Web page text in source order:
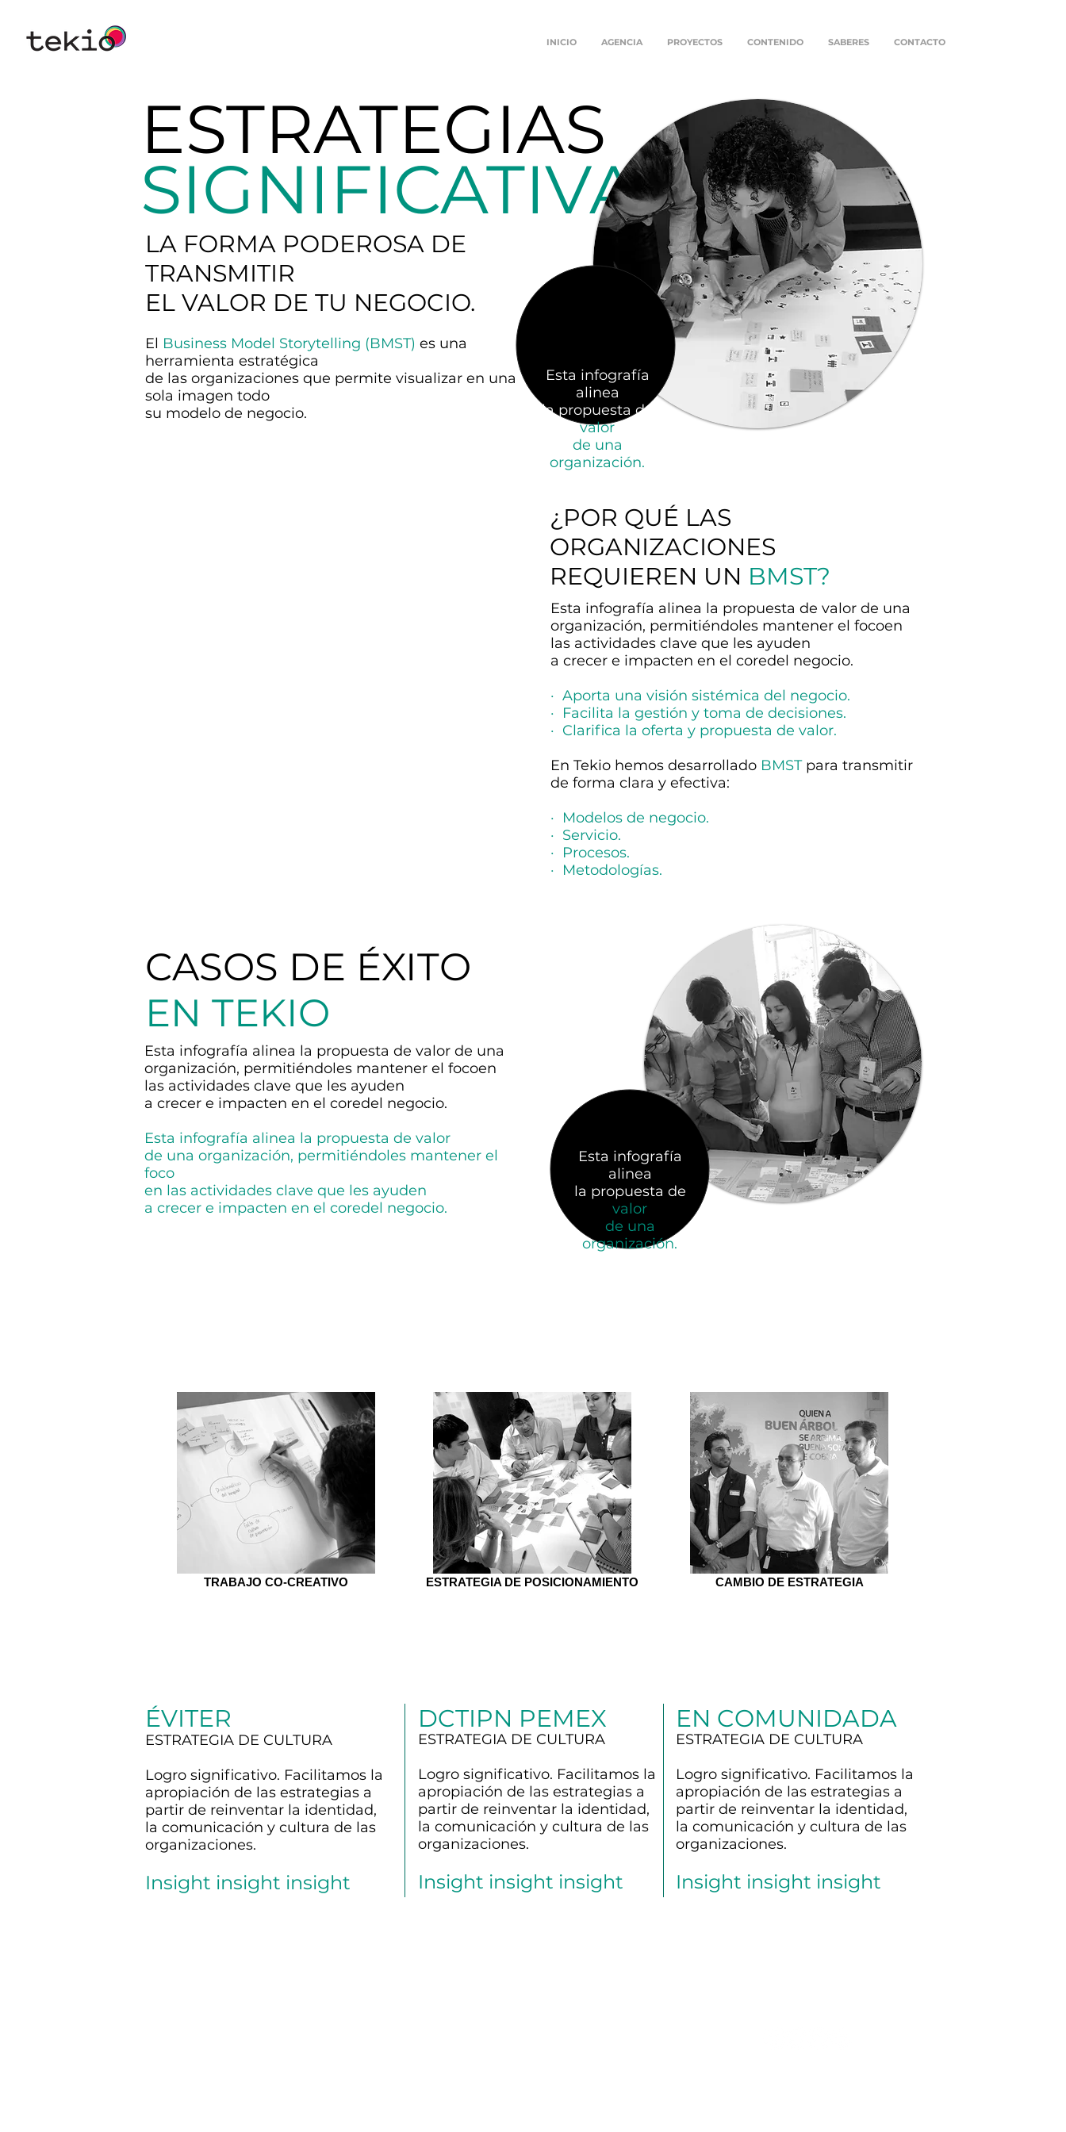
INICIO AGENCIA PROYECTOS CONTENIDO SABERES CONTACTO
ESTRATEGIAS
SIGNIFICATIVAS
LA FORMA PODEROSA DE
TRANSMITIR
EL VALOR DE TU NEGOCIO.
El Business Model Storytelling (BMST) es una
herramienta estratégica
de las organizaciones que permite visualizar en una
sola imagen todo
su modelo de negocio.
Esta infografía
alinea
la propuesta de
valor
de una
organización.
¿POR QUÉ LAS
ORGANIZACIONES
REQUIEREN UN BMST?
Esta infografía alinea la propuesta de valor de una
organización, permitiéndoles mantener el focoen
las actividades clave que les ayuden
a crecer e impacten en el coredel negocio.
· Aporta una visión sistémica del negocio.
· Facilita la gestión y toma de decisiones.
· Clarifica la oferta y propuesta de valor.
En Tekio hemos desarrollado BMSTpara transmitir
de forma clara y efectiva:
· Modelos de negocio.
· Servicio.
· Procesos.
· Metodologías.
CASOS DE ÉXITO
EN TEKIO
Esta infografía alinea la propuesta de valor de una
organización, permitiéndoles mantener el focoen
las actividades clave que les ayuden
a crecer e impacten en el coredel negocio.
Esta infografía alinea la propuesta de valor
de una organización, permitiéndoles mantener el
foco
en las actividades clave que les ayuden
a crecer e impacten en el coredel negocio.
Esta infografía
alinea
la propuesta de
valor
de una
organización.
TRABAJO CO-CREATIVO ESTRATEGIA DE POSICIONAMIENTO CAMBIO DE ESTRATEGIA
ESTRATEGIA DE CULTURA
Logro significativo. Facilitamos la
apropiación de las estrategias a
partir de reinventar la identidad,
la comunicación y cultura de las
organizaciones.
Insight insight insight
ÉVITER DCTIPN PEMEX
ESTRATEGIA DE CULTURA
Logro significativo. Facilitamos la
apropiación de las estrategias a
partir de reinventar la identidad,
la comunicación y cultura de las
organizaciones.
Insight insight insight
EN COMUNIDADA
ESTRATEGIA DE CULTURA
Logro significativo. Facilitamos la
apropiación de las estrategias a
partir de reinventar la identidad,
la comunicación y cultura de las
organizaciones.
Insight insight insight